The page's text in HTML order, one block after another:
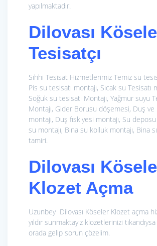
yapılmaktadır.
Dilovası
Tesisatçı
Sıhhi Tesisat Hizmetlerimiz Temiz su
Pis su tesisatı montajı, Sıcak su Tesisatı
Soğuk su tesisatı Montajı, Yağmur suyu
Montajı, Gider Borusu döşemesi, Duş ve
montajı, Duş fıskiyesi montajı, Su deposu
su montajı, Bina su kolluk montajı, Bina
tamiri.
Dilovası
Klozet Açma
Uzunbey Dilovası Köseler Klozet açma
yıldır sunmaktayız klozetlerinizi
orada gelip sorun çözelim.